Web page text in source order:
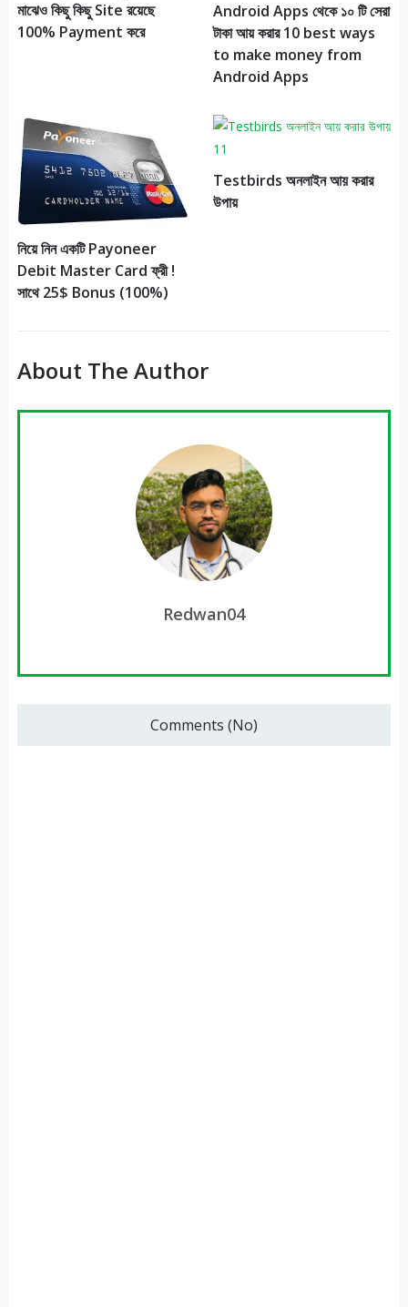
মাঝেও কিছু কিছু Site রয়েছে
100% Payment করে
Android Apps থেকে ১০ টি সেরা
টাকা আয় করার 10 best ways
to make money from
Android Apps
নিয়ে নিন একটি Payoneer
Debit Master Card ফ্রী !
সাথে 25$ Bonus (100%)
Testbirds অনলাইন আয় করার
উপায়
About The Author
Redwan04
Comments (No)